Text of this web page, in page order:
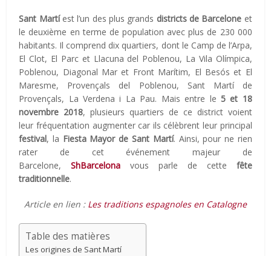
Sant Martíest l’un des plus grands districts de Barcelone et
le deuxième en terme de population avec plus de 230 000
habitants. Il comprend dix quartiers, dont le Camp de l’Arpa,
El Clot, El Parc et Llacuna del Poblenou, La Vila Olímpica,
Poblenou, Diagonal Mar et Front Marítim, El Besós et El
Maresme, Provençals del Poblenou, Sant Martí de
Provençals, La Verdena i La Pau. Mais entre le 5 et 18
novembre 2018, plusieurs quartiers de ce district voient
leur fréquentation augmenter car ils célèbrent leur principal
festival, la Fiesta Mayor de Sant Martí. Ainsi, pour ne rien
rater de cet événement majeur de
Barcelone,ShBarcelona vous parle de cette fête
traditionnelle.
Article en lien : Les traditions espagnoles en Catalogne
Table des matières
Les origines de Sant Martí